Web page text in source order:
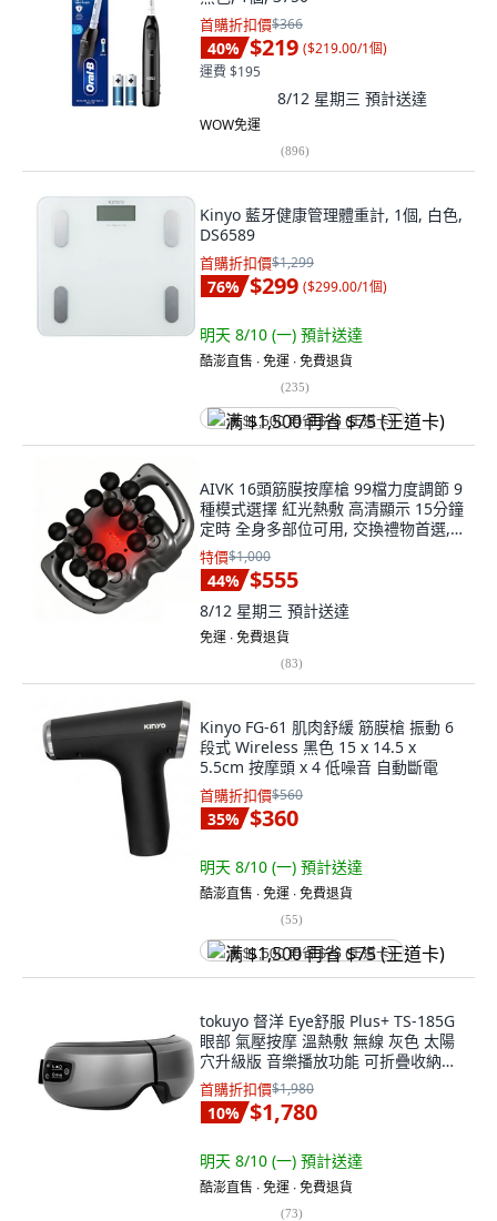
首購折扣價$366
40% $219 ($219.00/1個)
運費 $195
8/12 星期三 預計送達
WOW免運
(896)
Kinyo 藍牙健康管理體重計, 1個, 白色,
DS6589
首購折扣價$1,299
76% $299 ($299.00/1個)
明天 8/10 (一) 預計送達
酷澎直售 ∙ 免運 ∙ 免費退貨
(235)
满 $1,500 再省 $75 (王道卡)
AIVK 16頭筋膜按摩槍 99檔力度調節 9
種模式選擇 紅光熱敷 高清顯示 15分鐘
定時 全身多部位可用, 交換禮物首選,
全身按摩儀
特價$1,000
44% $555
8/12 星期三 預計送達
免運 ∙ 免費退貨
(83)
Kinyo FG-61 肌肉舒緩 筋膜槍 振動 6
段式 Wireless 黑色 15 x 14.5 x
5.5cm 按摩頭 x 4 低噪音 自動斷電
首購折扣價$560
35% $360
明天 8/10 (一) 預計送達
酷澎直售 ∙ 免運 ∙ 免費退貨
(55)
满 $1,500 再省 $75 (王道卡)
tokuyo 督洋 Eye舒服 Plus+ TS-185G
眼部 氣壓按摩 溫熱敷 無線 灰色 太陽
穴升級版 音樂播放功能 可折疊收納設
計
首購折扣價$1,980
10% $1,780
明天 8/10 (一) 預計送達
酷澎直售 ∙ 免運 ∙ 免費退貨
(73)